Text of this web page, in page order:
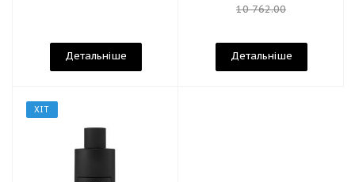
Детальніше
10 762.00
Детальніше
ХІТ